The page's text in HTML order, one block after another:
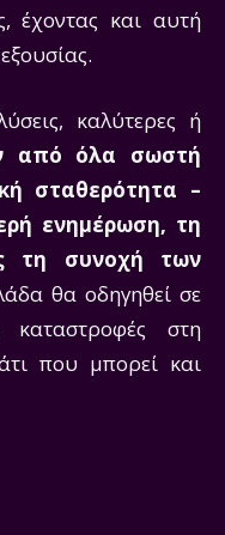
έχοντας και αυτή
καλύτερες ή
από όλα σωστή
σταθερότητα –
ενημέρωση, τη
τη συνοχή των
θα οδηγηθεί σε
στη
που μπορεί και